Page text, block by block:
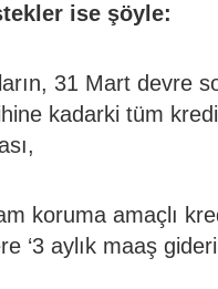
ise şöyle:
31 Mart devre
kadarki tüm
koruma amaçlı
‘3 aylık maaş